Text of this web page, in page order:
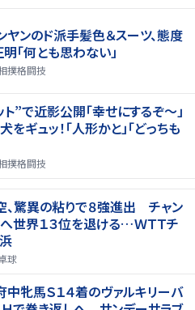
ンヤンのド派手髪色＆スーツ、態度
「何とも思わない」
撲格闘技
”で近影公開「幸せにするぞ〜」
をギュッ！「人形かと」「どっちも
撲格闘技
、驚異の粘りで８強進出 チャン
世界１３位を退ける…ＷＴＴチ
球
中牝馬Ｓ１４着のヴァルキリーバ